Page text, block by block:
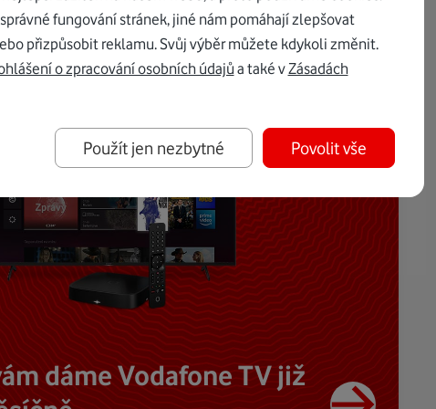
dáme Vodafone TV již
fungování stránek, jiné nám pomáhají zlepšovat
přizpůsobit reklamu. Svůj výběr můžete kdykoli změnit.
o zpracování osobních údajů a také vZásadách
Použít jen nezbytné Povolit vše